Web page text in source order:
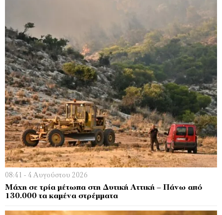
08:41 - 4 Αυγούστου 2026
Μάχη σε τρία μέτωπα στη Δυτική Αττική – Πάνω από
130.000 τα καμένα στρέμματα